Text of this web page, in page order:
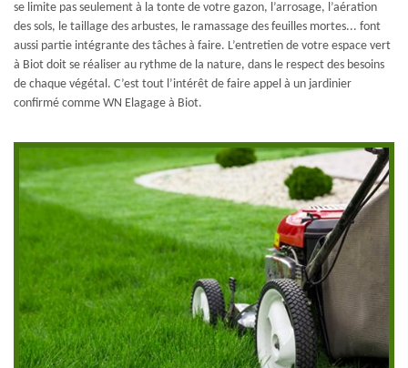
se limite pas seulement à la tonte de votre gazon, l’arrosage, l’aération
des sols, le taillage des arbustes, le ramassage des feuilles mortes... font
aussi partie intégrante des tâches à faire. L’entretien de votre espace vert
à Biot doit se réaliser au rythme de la nature, dans le respect des besoins
de chaque végétal. C’est tout l’intérêt de faire appel à un jardinier
confirmé comme WN Elagage à Biot.